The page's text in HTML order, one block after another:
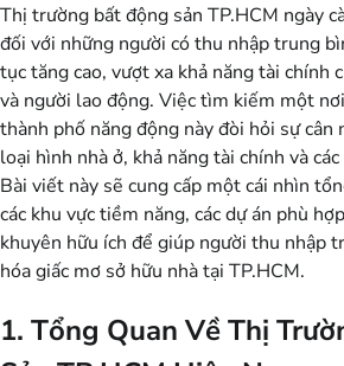
Thị trường bất động sản TP.HCM ngày
đối với những người có thu nhập trung
tục tăng cao, vượt xa khả năng tài chính
và người lao động. Việc tìm kiếm một
thành phố năng động này đòi hỏi sự cân
loại hình nhà ở, khả năng tài chính và
Bài viết này sẽ cung cấp một cái nhìn
các khu vực tiềm năng, các dự án phù
khuyên hữu ích để giúp người thu nhập
hóa giấc mơ sở hữu nhà tại TP.HCM.
1. Tổng Quan Về Thị